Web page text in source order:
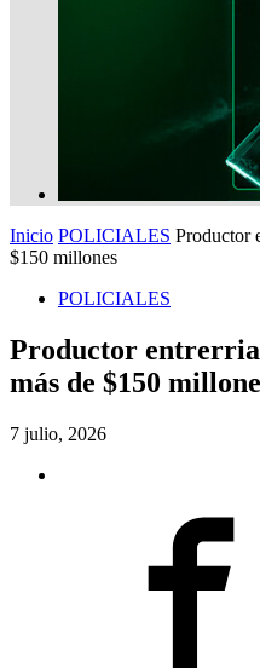
Inicio POLICIALES Productor
$150 millones
POLICIALES
Productor
más de $150
7 julio, 2026